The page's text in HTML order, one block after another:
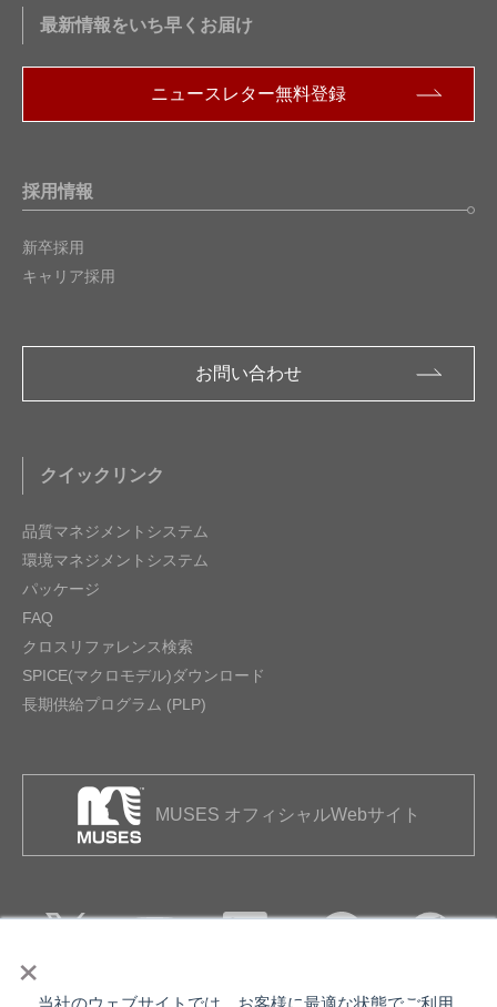
×
当社のウェブサイトでは、お客様に最適な状態でご利用
最新情報をいち早くお届け
ニュースレター無料登録
採用情報
新卒採用
キャリア採用
お問い合わせ
クイックリンク
品質マネジメントシステム
環境マネジメントシステム
パッケージ
FAQ
クロスリファレンス検索
SPICE(マクロモデル)ダウンロード
長期供給プログラム (PLP)
MUSES オフィシャルWebサイト